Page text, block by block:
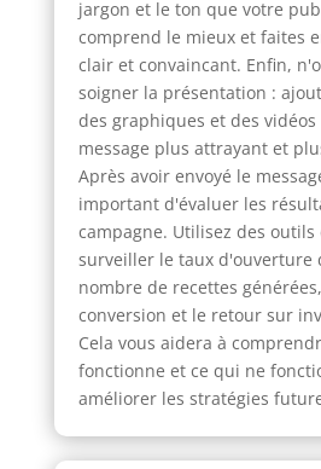
jargon et le ton que votre
comprend le mieux et faites
clair et convaincant. Enfin,
soigner la présentation :
des graphiques et des
message plus attrayant et
Après avoir envoyé le
important d'évaluer les
campagne. Utilisez des
surveiller le taux d'ouverture
nombre de recettes
conversion et le retour sur
Cela vous aidera à
fonctionne et ce qui ne
améliorer les stratégies